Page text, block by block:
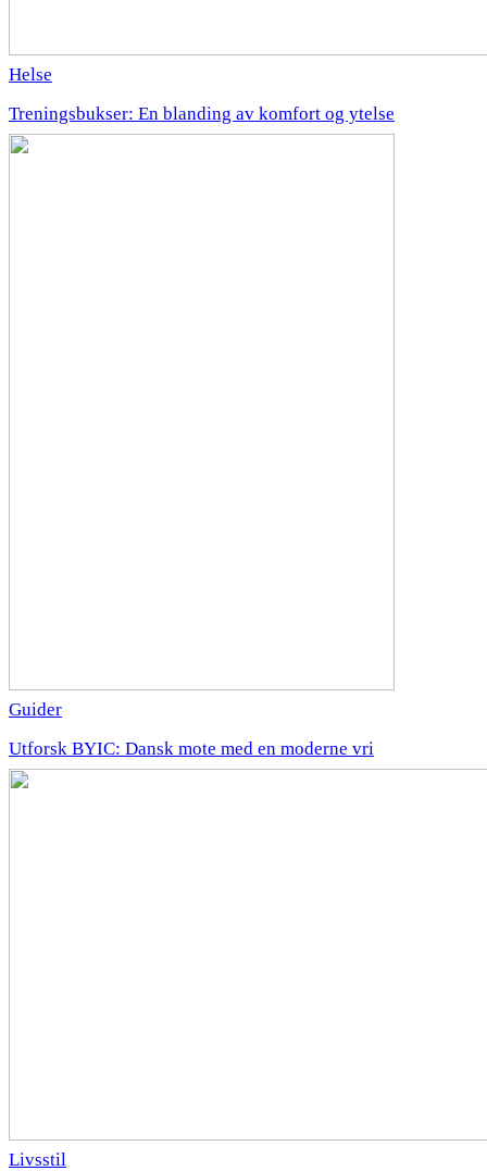
Helse
Treningsbukser: En blanding av komfort og ytelse
Guider
Utforsk BYIC: Dansk mote med en moderne vri
Livsstil